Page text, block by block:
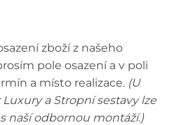
zboží z našeho
pole osazení a v poli
a místo realizace. (U
a Stropní sestavy lze
naší odbornou montáží.)